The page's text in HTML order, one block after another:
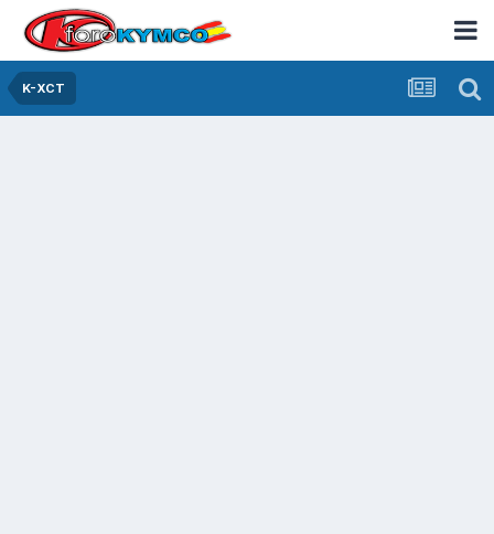
K-XCT